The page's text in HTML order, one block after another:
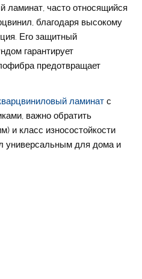
ламинат, часто относящийся
благодаря высокому
Его защитный
гарантирует
предотвращает
ламинат с
важно обратить
и класс износостойкости
универсальным для дома и